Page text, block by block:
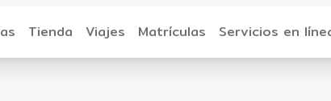
Tienda Viajes Matrículas Servicios en